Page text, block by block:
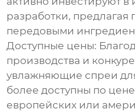
разработки, предлагая
передовыми
Доступные цены:
производства и
увлажняющие спреи
более доступны по
европейских или